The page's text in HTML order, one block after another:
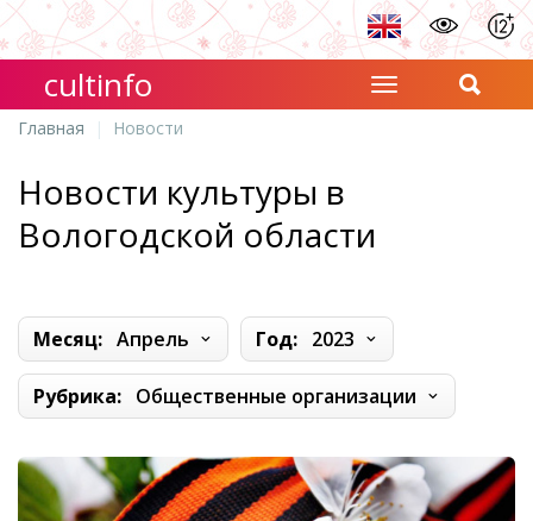
cultinfo
Главная Новости
Новости культуры в
Вологодской области
Месяц: Апрель Год: 2023
Рубрика: Общественные организации